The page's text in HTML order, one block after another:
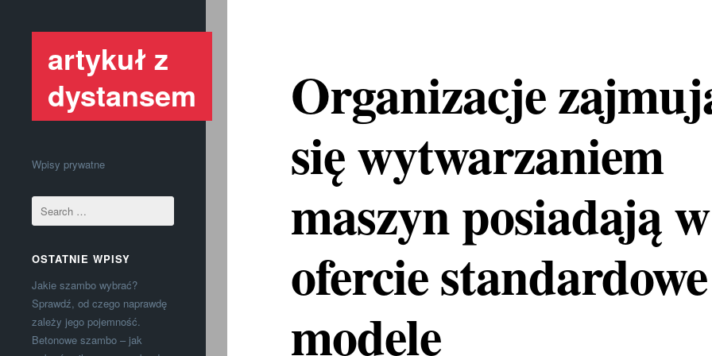
artykuł z
dystansem
Wpisy prywatne
OSTATNIE WPISY
Jakie szambo wybrać?
Sprawdź, od czego naprawdę
zależy jego pojemność.
Betonowe szambo – jak
Organizacje
się wytwarzaniem
maszyn posiadają w
ofercie standardowe
modele